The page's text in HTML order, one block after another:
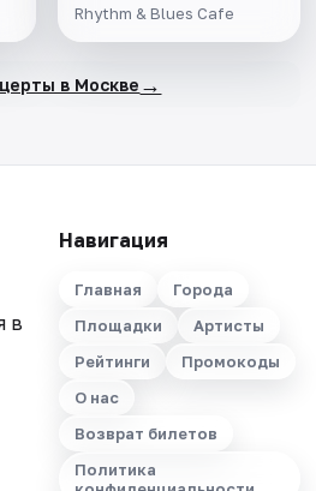
Rhythm & Blues Cafe
в Москве →
в
Навигация
Главная
Города
Площадки
Артисты
Рейтинги
Промокоды
О нас
Возврат билетов
Политика